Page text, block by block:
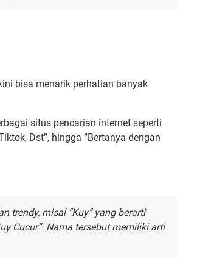
bisa menarik perhatian banyak
situs pencarian internet seperti
Dst”, hingga “Bertanya dengan
trendy, misal “Kuy” yang berarti
Cucur”. Nama tersebut memiliki arti